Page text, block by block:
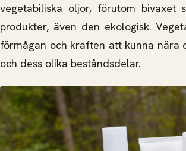
vegetabiliska oljor, förutom bivaxet
produkter, även den ekologisk.
förmågan och kraften att kunna nära
och dess olika beståndsdelar.